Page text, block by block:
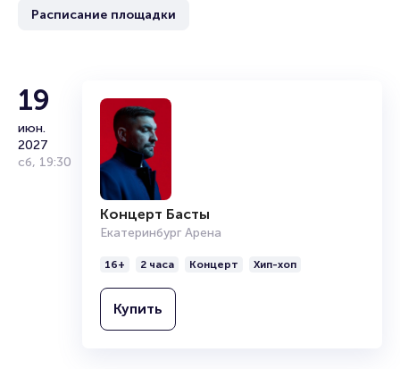
Расписание площадки
19
июн.
2027
сб, 19:30
Концерт Басты
Екатеринбург Арена
16+ 2 часа Концерт Хип-хоп
Купить